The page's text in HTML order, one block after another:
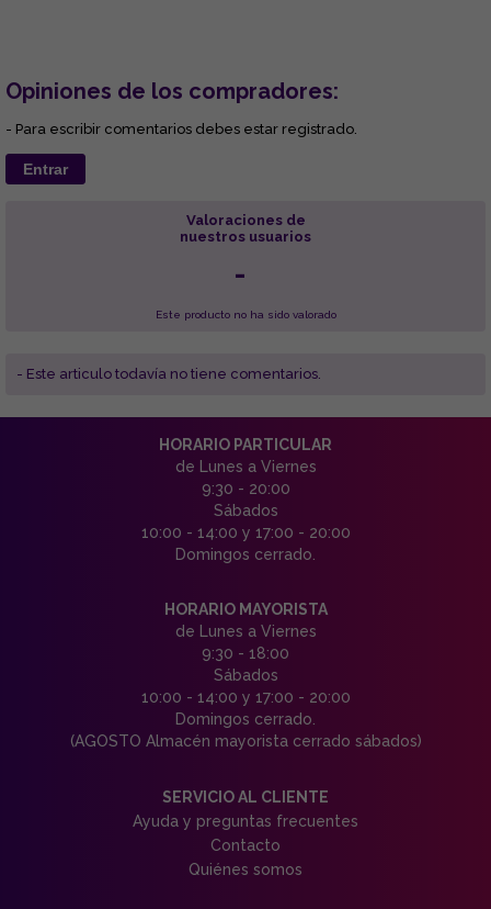
Opiniones de los compradores:
- Para escribir comentarios debes estar registrado.
Entrar
Valoraciones de
nuestros usuarios
-
Este producto no ha sido valorado
- Este articulo todavía no tiene comentarios.
HORARIO PARTICULAR
de Lunes a Viernes
9:30 - 20:00
Sábados
10:00 - 14:00 y 17:00 - 20:00
Domingos cerrado.
HORARIO MAYORISTA
de Lunes a Viernes
9:30 - 18:00
Sábados
10:00 - 14:00 y 17:00 - 20:00
Domingos cerrado.
(AGOSTO Almacén mayorista cerrado sábados)
SERVICIO AL CLIENTE
Ayuda y preguntas frecuentes
Contacto
Quiénes somos